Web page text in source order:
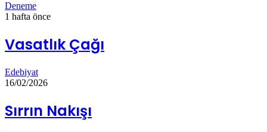
Deneme
1 hafta önce
Vasatlık Çağı
Edebiyat
16/02/2026
Sırrın Nakışı